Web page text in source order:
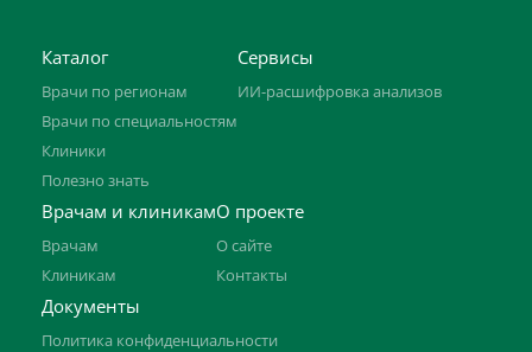
Каталог
Врачи по регионам
Врачи по специальностям
Клиники
Полезно знать
Сервисы
ИИ-расшифровка анализов
Врачам и клиникам
Врачам
Клиникам
О проекте
О сайте
Контакты
Документы
Политика конфиденциальности